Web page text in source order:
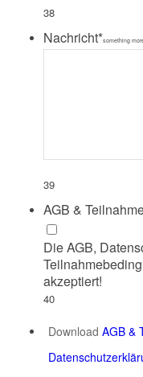
38
Nachricht*something
39
AGB &
Die AGB,
akzeptiert!
40
Download AGB &